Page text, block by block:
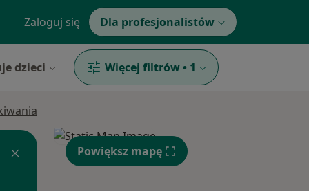
Zaloguj się Dla profesjonalistów
dzieci Więcej filtrów • 1
Powiększ mapę